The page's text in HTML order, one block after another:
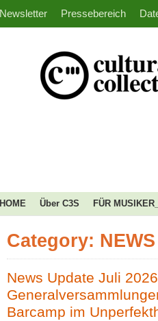
Newsletter Pressebereich
HOME Über C3S FÜR
Category: NEWS
News Update Juli
Barcamp im